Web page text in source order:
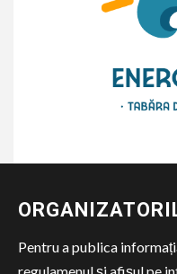
Pentru a publica